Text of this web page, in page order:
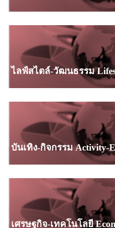
ไลฟ์สไตล์-วัฒนธรรม
บันเทิง-กิจกรรม Activity-
เศรษฐกิจ-เทคโนโลยี